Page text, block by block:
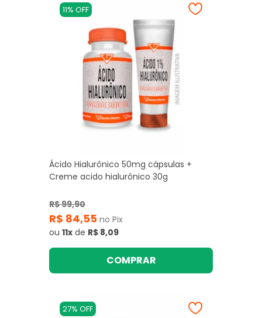
11% OFF
Ácido Hialurônico 50mg cápsulas +
Creme acido hialurônico 30g
R$ 99,90
R$ 84,55 no Pix
ou 11x de R$ 8,09
COMPRAR
27% OFF